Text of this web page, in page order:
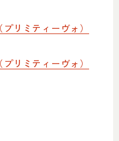
リミティーヴォ）
リミティーヴォ）